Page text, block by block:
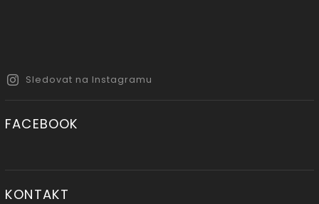
Sledovat na Instagramu
FACEBOOK
KONTAKT